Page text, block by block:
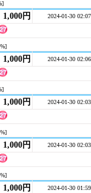
1,000円 2024-01-30 02:07
%]
1,000円 2024-01-30 02:06
1,000円 2024-01-30 02:03
%]
1,000円 2024-01-30 02:03
%]
1,000円 2024-01-30 01:59